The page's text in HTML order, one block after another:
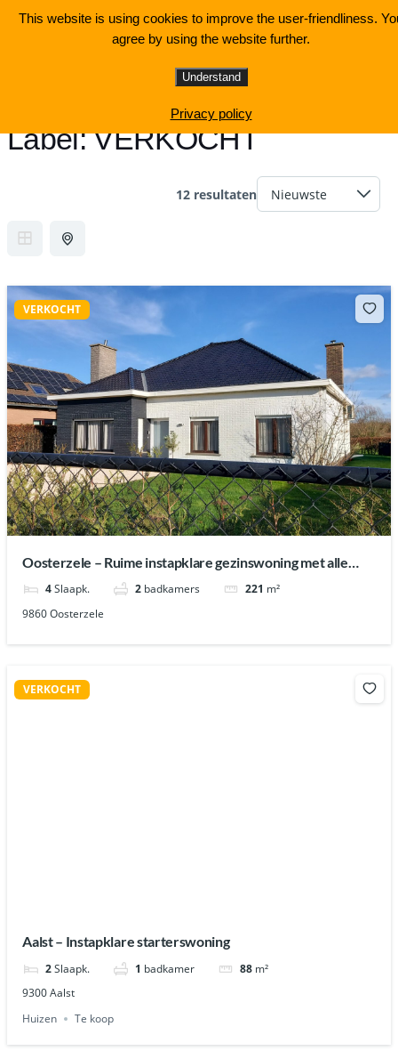
DiA immo
💡 Eerlijk advies. Sterke service.
Label:VERKOCHT
12 resultaten
VERKOCHT
Oosterzele – Ruime instapklare gezinswoning met alle
comfort!
4Slaapk. 2 badkamers 221 m²
9860 Oosterzele
VERKOCHT
Aalst – Instapklare starterswoning
2Slaapk. 1 badkamer 88 m²
9300 Aalst
Huizen
Te koop
This website is using cookies to improve the user-friendliness.
agree by using the website further.
Understand
Privacy policy